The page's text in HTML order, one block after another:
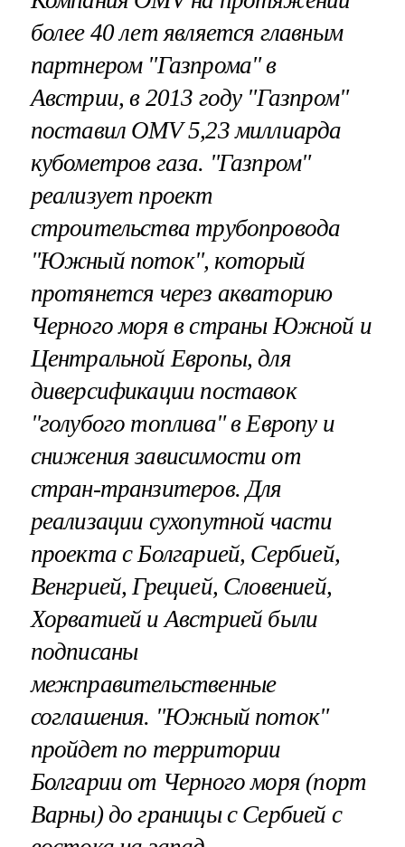
более 40 лет является главным
партнером "Газпрома" в
Австрии, в 2013 году "Газпром"
поставил OMV 5,23 миллиарда
кубометров газа. "Газпром"
реализует проект
строительства трубопровода
"Южный поток", который
протянется через акваторию
Черного моря в страны Южной и
Центральной Европы, для
диверсификации поставок
"голубого топлива" в Европу и
снижения зависимости от
стран-транзитеров. Для
реализации сухопутной части
проекта с Болгарией, Сербией,
Венгрией, Грецией, Словенией,
Хорватией и Австрией были
подписаны
межправительственные
соглашения. "Южный поток"
пройдет по территории
Болгарии от Черного моря (порт
Варны) до границы с Сербией с